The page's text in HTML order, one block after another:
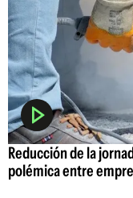
Reducción de la
polémica entre